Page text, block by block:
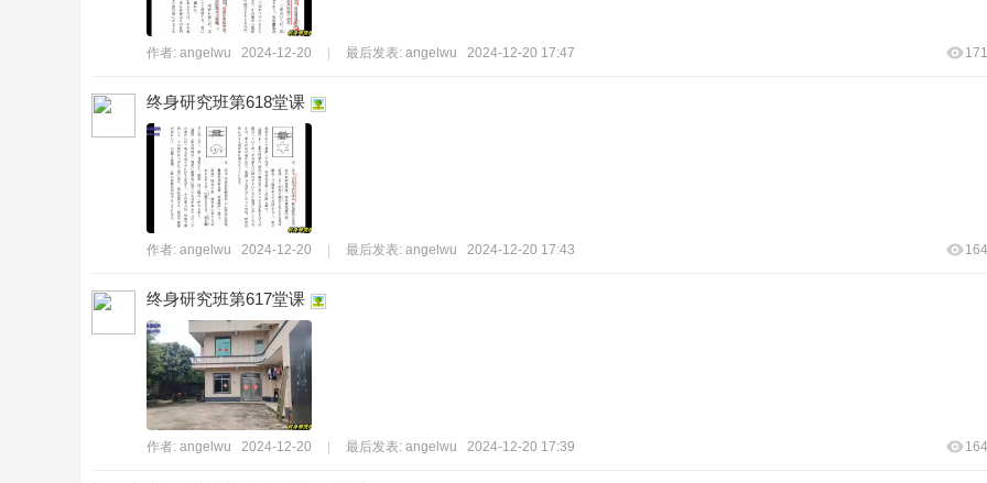
作者: angelwu 2024-12-20 最后发表: angelwu 2024-12-20 17:47
终身研究班第618堂课
作者: angelwu 2024-12-20 最后发表: angelwu 2024-12-20 17:43
终身研究班第617堂课
作者: angelwu 2024-12-20 最后发表: angelwu 2024-12-20 17:39